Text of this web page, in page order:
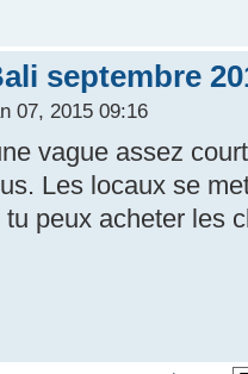
septembre
07, 2015 09:16
vague assez
Les locaux se
peux acheter les